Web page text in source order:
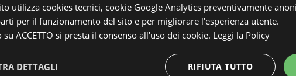
utilizza cookies tecnici, cookie Google Analytics preventivamente
per il funzionamento del sito e per migliorare l'esperienza utente.
su ACCETTO si presta il consenso all'uso dei cookie. Leggi la Policy
RIFIUTA TUTTO
DETTAGLI